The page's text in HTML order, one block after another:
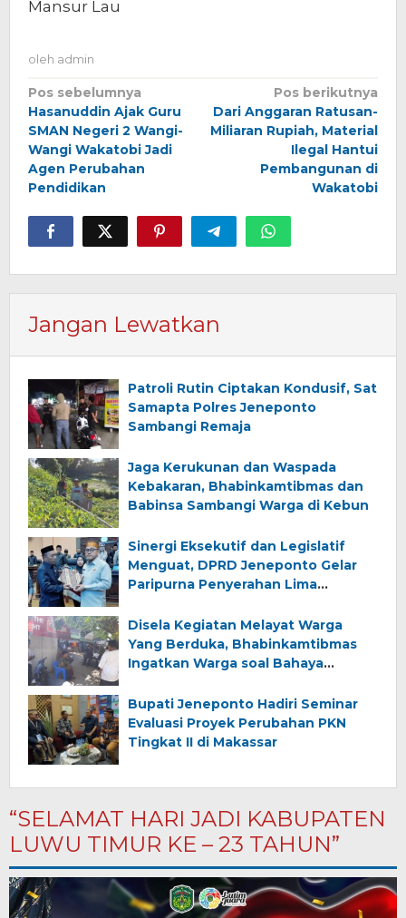
Mansur Lau
oleh admin
Navigasi
pos
Pos sebelumnya
Hasanuddin Ajak Guru
SMAN Negeri 2 Wangi-
Wangi Wakatobi Jadi
Agen Perubahan
Pendidikan
Pos berikutnya
Dari Anggaran Ratusan-
Miliaran Rupiah, Material
Ilegal Hantui
Pembangunan di
Wakatobi
Jangan Lewatkan
Patroli Rutin Ciptakan Kondusif, Sat
Samapta Polres Jeneponto
Sambangi Remaja
Jaga Kerukunan dan Waspada
Kebakaran, Bhabinkamtibmas dan
Babinsa Sambangi Warga di Kebun
Sinergi Eksekutif dan Legislatif
Menguat, DPRD Jeneponto Gelar
Paripurna Penyerahan Lima
Ranperda Pertanggungjawaban
APBD 2025
Disela Kegiatan Melayat Warga
Yang Berduka, Bhabinkamtibmas
Ingatkan Warga soal Bahaya
Bupati Jeneponto Hadiri Seminar
Evaluasi Proyek Perubahan PKN
Tingkat II di Makassar
“SELAMAT HARI JADI KABUPATEN
LUWU TIMUR KE – 23 TAHUN”